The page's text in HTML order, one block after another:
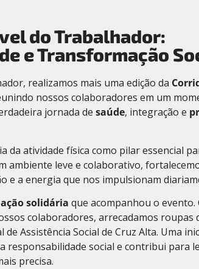
do Trabalhador:
e Transformação
realizamos mais uma edição da
nossos colaboradores em um
jornada desaúde, integração e
da atividade física como pilar essencial
ambiente leve e colaborativo,
e a energia que nos impulsionam
ação solidária que acompanhou o evento.
colaboradores, arrecadamos roupas
Assistência Social de Cruz Alta. Uma
responsabilidade social e contribui para
precisa.